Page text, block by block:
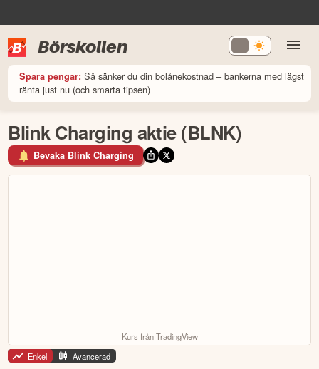
Börskollen
Spara pengar: Så sänker du din bolånekostnad – bankerna med lägst
ränta just nu (och smarta tipsen)
Blink Charging aktie (BLNK)
Bevaka Blink Charging
Kurs från TradingView
Enkel
Avancerad